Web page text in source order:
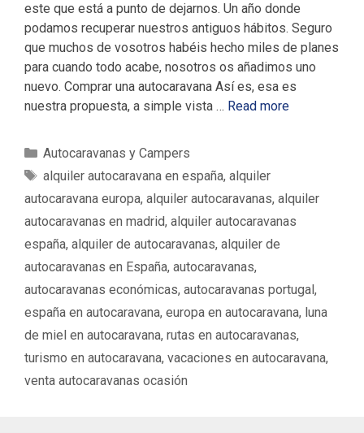
este que está a punto de dejarnos. Un año donde
podamos recuperar nuestros antiguos hábitos. Seguro
que muchos de vosotros habéis hecho miles de planes
para cuando todo acabe, nosotros os añadimos uno
nuevo. Comprar una autocaravana Así es, esa es
nuestra propuesta, a simple vista … Read more
C
a
g
o
r
í
a
Autocaravanas y Campers
E
t
u
e
t
a
s
alquiler autocaravana en españa, alquiler
autocaravana europa, alquiler autocaravanas, alquiler
autocaravanas en madrid, alquiler autocaravanas
españa, alquiler de autocaravanas, alquiler de
autocaravanas en España, autocaravanas,
autocaravanas económicas, autocaravanas portugal ,
españa en autocaravana, europa en autocaravana, luna
de miel en autocaravana, rutas en autocaravanas,
turismo en autocaravana, vacaciones en autocaravana,
venta autocaravanas ocasión